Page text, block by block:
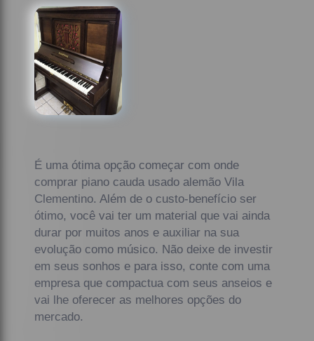
É uma ótima opção começar com onde
comprar piano cauda usado alemão Vila
Clementino. Além de o custo-benefício ser
ótimo, você vai ter um material que vai ainda
durar por muitos anos e auxiliar na sua
evolução como músico. Não deixe de investir
em seus sonhos e para isso, conte com uma
empresa que compactua com seus anseios e
vai lhe oferecer as melhores opções do
mercado.